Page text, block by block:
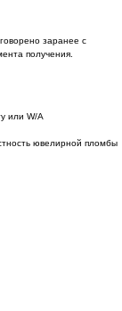
заранее с
получения.
или W/А
ювелирной пломбы